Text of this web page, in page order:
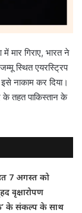
गि‍राए, भारत ने
स्थित एयरस्ट्रिप
नाकाम कर दिया।
तहत पाकिस्तान के
7 अगस्त को
वृक्षारोपण
के संकल्प के साथ